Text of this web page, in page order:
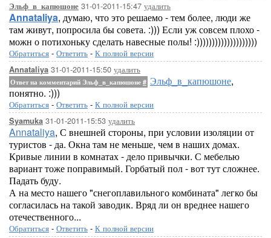
Эльф_в_капюшоне 31-01-2011-15:47 удалить
Annataliya, думаю, что это решаемо - тем более, люди же
там живут, попросила бы совета. :))) Если уж совсем плохо -
можн о потихоньку сделать навесные полы! :))))))))))))))))))))
Обратиться - Ответить - К полной версии
Annataliya 31-01-2011-15:50 удалить
Ответ на комментарий Эльф_в_капюшоне # Эльф_в_капюшоне,
понятно. :)))
Обратиться - Ответить - К полной версии
Syamuka 31-01-2011-15:53 удалить
Annataliya, С внешней стороны, при условии изоляции от
туристов - да. Окна там не меньше, чем в наших домах.
Кривые линии в комнатах - дело привычки. С мебелью
вариант тоже поправимый. Горбатый пол - вот тут сложнее.
Падать буду.
А на место нашего "снегоплавильного комбината" легко бы
согласилась на такой заводик. Вряд ли он вреднее нашего
отечественного...
Обратиться - Ответить - К полной версии